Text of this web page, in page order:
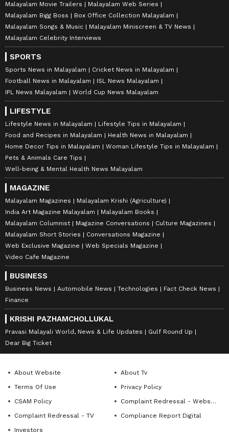
Malayalam Movie Trailers
Malayalam Web Series
Malayalam Bigg Boss
Box Office Collection Malayalam
Malayalam Songs & Music
Malayalam Miniscreen & TV News
Malayalam Celebrity Interviews
SPORTS
Sports News in Malayalam
Cricket News in Malayalam
Football News in Malayalam
ISL News Malayalam
IPL News Malayalam
World Cup News Malayalam
LIFESTYLE
Lifestyle News in Malayalam
Lifestyle Tips in Malayalam
Food and Recipes in Malayalam
Health News in Malayalam
Home Decor Tips in Malayalam
Woman Lifestyle Tips in Malayalam
Pets & Animals Care Tips
Well-being & Mental Health News Malayalam
MAGAZINE
Malayalam Magazines
Malayalam Krishi (Agriculture)
India Art Magazine Malayalam
Malayalam Books
Malayalam Columnist
Magazine Conversations
Culture Magazines
Malayalam Short Stories
Conversations Magazine
Web Exclusive Magazine
Web Specials Magazine
Video Cafe Magazine
BUSINESS
Business News Automobile News Technologies
Fact Check News
Finance
KRISHI PAZHAMCHOLLUKAL
Pravasi Malayali World, News & Life Updates
Gulf Round Up
Dear Big Ticket
About Website
About Tv
Terms Of Use
Privacy Policy
CSAM Policy
Complaint Redressal - Website
Complaint Redressal - TV
Compliance Report Digital
Investors